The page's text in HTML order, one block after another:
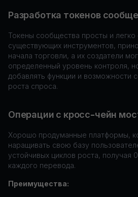
Разработка токенов
Токены сообщества просты и
существующих инструментов,
начала торговли, а их создатели
определенный уровень контроля,
добавлять функции и возможности
роста спроса.
Операции с кросс-чейн
Хорошо продуманные платформы,
наращивать свою базу
устойчивых циклов роста, получая
каждого перевода.
Преимущества: